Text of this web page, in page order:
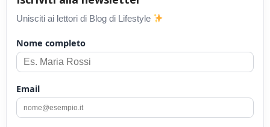
Unisciti ai lettori di Blog di Lifestyle
Nome completo
Email